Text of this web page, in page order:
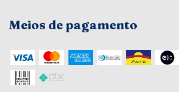
Meios de pagamento